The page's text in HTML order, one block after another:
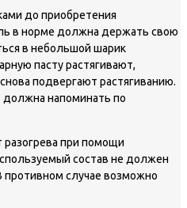
до приобретения
в норме должна держать свою
в небольшой шарик
пасту растягивают,
подвергают растягиванию.
напоминать по
при помощи
состав не должен
случае возможно